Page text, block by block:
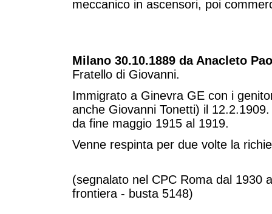
meccanico in ascensori, poi
Milano 30.10.1889 da Anacleto
Fratello di Giovanni.
Immigrato a Ginevra GE con i
anche Giovanni Tonetti) il
da fine maggio 1915 al 1919.
Venne respinta per due volte la
(segnalato nel CPC Roma dal 1930
frontiera - busta 5148)